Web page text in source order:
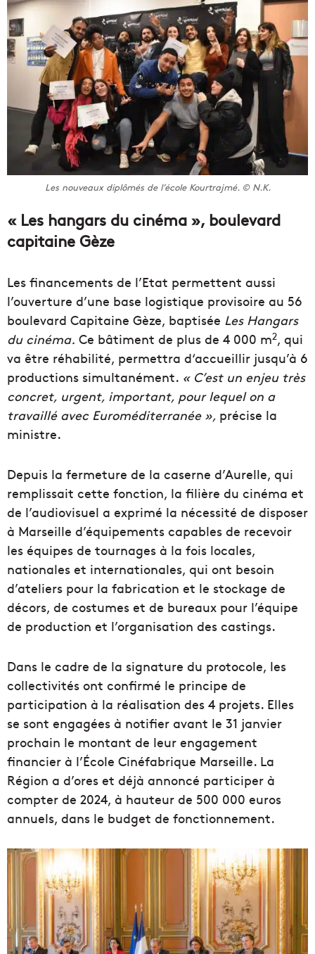
Les nouveaux diplômés de l’école Kourtrajmé. © N.K.
« Les hangars du cinéma », boulevard
capitaine Gèze
Les financements de l’Etat permettent aussi
l’ouverture d’une base logistique provisoire au 56
boulevard Capitaine Gèze, baptisée Les Hangars
du cinéma. Ce bâtiment de plus de 4 000 m2, qui
va être réhabilité, permettra d‘accueillir jusqu’à 6
productions simultanément. « C’est un enjeu très
concret, urgent, important, pour lequel on a
travaillé avec Euroméditerranée », précise la
ministre.
Depuis la fermeture de la caserne d’Aurelle, qui
remplissait cette fonction, la filière du cinéma et
de l’audiovisuel a exprimé la nécessité de disposer
à Marseille d’équipements capables de recevoir
les équipes de tournages à la fois locales,
nationales et internationales, qui ont besoin
d’ateliers pour la fabrication et le stockage de
décors, de costumes et de bureaux pour l’équipe
de production et l’organisation des castings.
Dans le cadre de la signature du protocole, les
collectivités ont confirmé le principe de
participation à la réalisation des 4 projets. Elles
se sont engagées à notifier avant le 31 janvier
prochain le montant de leur engagement
financier à l’École Cinéfabrique Marseille. La
Région a d’ores et déjà annoncé participer à
compter de 2024, à hauteur de 500 000 euros
annuels, dans le budget de fonctionnement.